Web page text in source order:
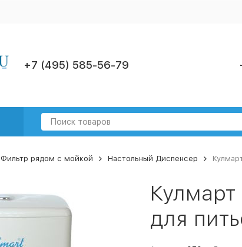
+7 (495) 585-56-79
Фильтр рядом с мойкой Настольный Диспенсер
для